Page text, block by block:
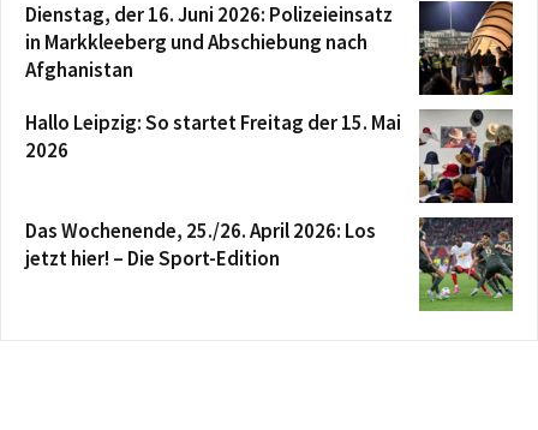
Dienstag, der 16. Juni 2026: Polizeieinsatz
in Markkleeberg und Abschiebung nach
Afghanistan
Hallo Leipzig: So startet Freitag der 15. Mai
2026
Das Wochenende, 25./26. April 2026: Los
jetzt hier! – Die Sport-Edition